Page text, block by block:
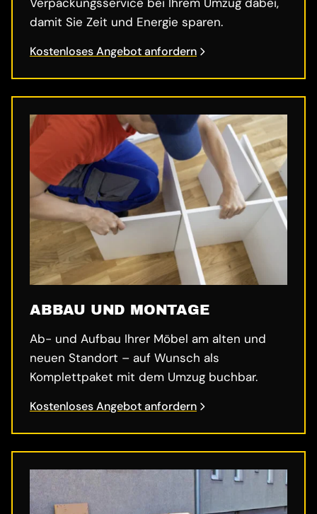
damit Sie Zeit und Energie sparen.
Kostenloses Angebot anfordern
ABBAU UND MONTAGE
Ab- und Aufbau Ihrer Möbel am alten und
neuen Standort – auf Wunsch als
Komplettpaket mit dem Umzug buchbar.
Kostenloses Angebot anfordern